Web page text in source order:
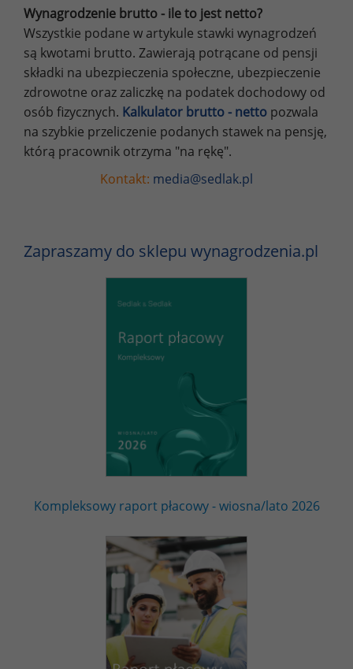
Wynagrodzenie brutto - ile to jest netto?
Wszystkie podane w artykule stawki wynagrodzeń
są kwotami brutto. Zawierają potrącane od pensji
składki na ubezpieczenia społeczne, ubezpieczenie
zdrowotne oraz zaliczkę na podatek dochodowy od
osób fizycznych. Kalkulator brutto - netto pozwala
na szybkie przeliczenie podanych stawek na pensję,
którą pracownik otrzyma "na rękę".
Kontakt: media@sedlak.pl
Zapraszamy do sklepu wynagrodzenia.pl
Kompleksowy raport płacowy - wiosna/lato 2026